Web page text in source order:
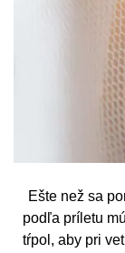
Ešte než sa
podľa príletu
tŕpol, aby pri